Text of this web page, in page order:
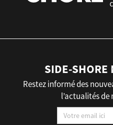
SIDE-SHORE
Restez informé des
l’actualités de